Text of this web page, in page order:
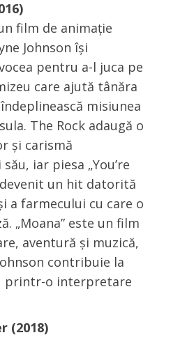
film de animație
Johnson își
pentru a-l juca pe
care ajută tânăra
misiunea
The Rock adaugă o
și carismă
iar piesa „You’re
devenit un hit datorită
a farmecului cu care o
„Moana” este un film
aventură și muzică,
contribuie la
printr-o interpretare
(2018)